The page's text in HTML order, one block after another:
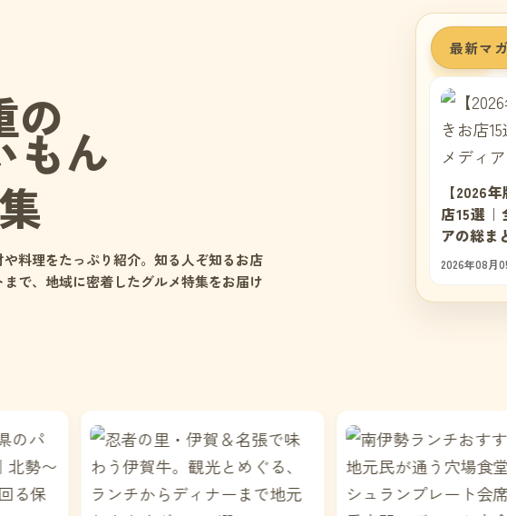
の
もん
料理をたっぷり紹介。知る人ぞ知るお店
で、地域に密着したグルメ特集をお届け
最新マ
【2026
店15選
アの総ま
2026年08月